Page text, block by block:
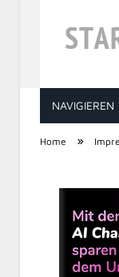
NAVIGIEREN
Home »